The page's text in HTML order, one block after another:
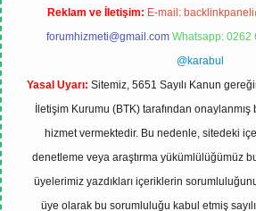
Reklam ve İletişim: E-mail:
forumhizmeti@gmail.com Whatsapp: 0262
@karabul
Yasal Uyarı: Sitemiz, 5651 Sayılı Kanun
İletişim Kurumu (BTK) tarafından onaylanmış
hizmet vermektedir. Bu nedenle, sitedeki
denetleme veya araştırma yükümlülüğümüz
üyelerimiz yazdıkları içeriklerin
üye olarak bu sorumluluğu kabul etmiş